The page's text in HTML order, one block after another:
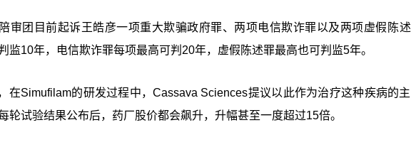
审团目前起诉王皓彦一项重大欺骗政府罪、两项电信欺诈罪以及两项虚假陈述
10年，电信欺诈罪每项最高可判20年，虚假陈述罪最高也可判监5年。
在Simufilam的研发过程中，Cassava Sciences提议以此作为治疗这种疾病的主
试验结果公布后，药厂股价都会飙升，升幅甚至一度超过15倍。